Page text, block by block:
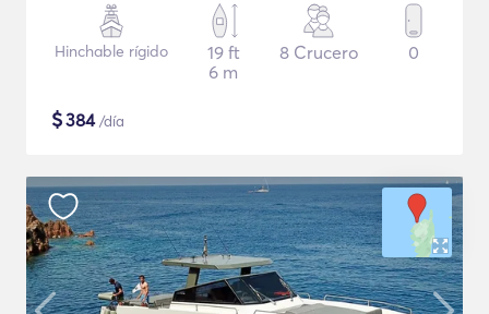
Hinchable rígido
19 ft
6 m
8 Crucero 0
$384/día